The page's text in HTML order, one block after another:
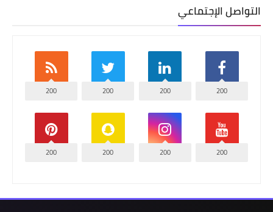
التواصل الإجتماعي
200
200
200
200
200
200
200
200